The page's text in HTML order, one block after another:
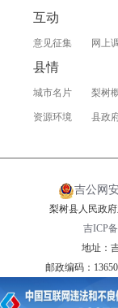
互动
意见征集 网上
县情
城市名片 梨树
资源环境 县政
吉公网
梨树县人民政
吉ICP
地址：
邮政编码：